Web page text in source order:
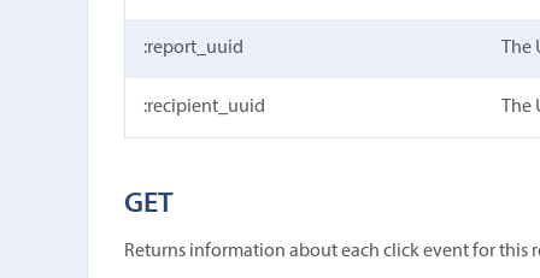
:report_uuid
:recipient_uuid
GET
Returns information about each click event for this